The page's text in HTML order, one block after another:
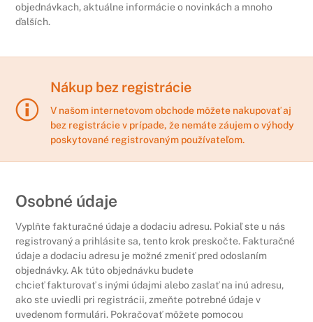
objednávkach, aktuálne informácie o novinkách a mnoho
ďalších.
Nákup bez registrácie
V našom internetovom obchode môžete nakupovať aj
bez registrácie v prípade, že nemáte záujem o výhody
poskytované registrovaným používateľom.
Osobné údaje
Vyplňte fakturačné údaje a dodaciu adresu. Pokiaľ ste u nás
registrovaný a prihlásite sa, tento krok preskočte. Fakturačné
údaje a dodaciu adresu je možné zmeniť pred odoslaním
objednávky. Ak túto objednávku budete
chcieť fakturovať s inými údajmi alebo zaslať na inú adresu,
ako ste uviedli pri registrácii, zmeňte potrebné údaje v
uvedenom formulári. Pokračovať môžete pomocou